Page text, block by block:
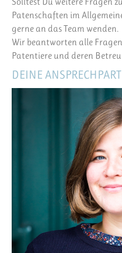
Patenschaften im
gerne an das Team wenden.
Wir beantworten alle
Patentiere und deren
DEINE